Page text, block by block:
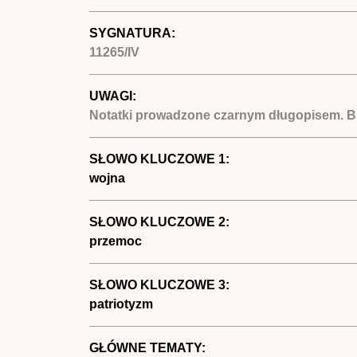
SYGNATURA:
11265/IV
UWAGI:
Notatki prowadzone czarnym długopisem.
SŁOWO KLUCZOWE 1:
wojna
SŁOWO KLUCZOWE 2:
przemoc
SŁOWO KLUCZOWE 3:
patriotyzm
GŁÓWNE TEMATY: